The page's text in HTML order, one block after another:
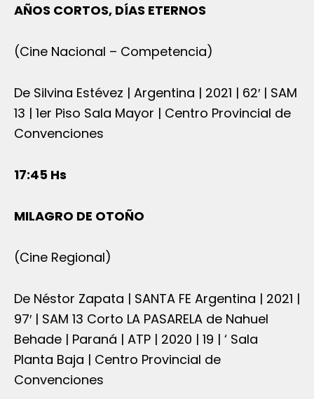
AÑOS CORTOS, DÍAS ETERNOS
(Cine Nacional – Competencia)
De Silvina Estévez | Argentina | 2021 | 62′ | SAM
13 | 1er Piso Sala Mayor | Centro Provincial de
Convenciones
17:45 Hs
MILAGRO DE OTOÑO
(Cine Regional)
De Néstor Zapata | SANTA FE Argentina | 2021 |
97′ | SAM 13 Corto LA PASARELA de Nahuel
Behade | Paraná | ATP | 2020 | 19 | ‘ Sala
Planta Baja | Centro Provincial de
Convenciones